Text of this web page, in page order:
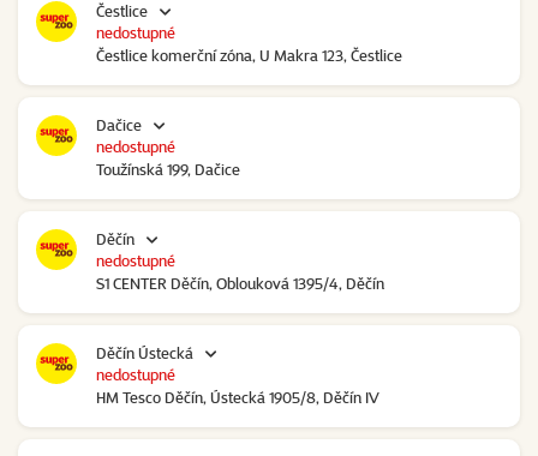
Čestlice
Čestlice komerční zóna, U Makra 123, Čestlice
nedostupné
Dačice
Toužínská 199, Dačice
nedostupné
Děčín
S1 CENTER Děčín, Oblouková 1395/4, Děčín
nedostupné
Děčín Ústecká
HM Tesco Děčín, Ústecká 1905/8, Děčín IV
nedostupné